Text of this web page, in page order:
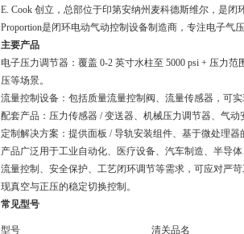
E. Cook 创立，总部位于印第安纳州麦科德斯维尔，是闭
Proportion是闭环电动气动控制设备制造商，专注电子气
主要产品
电子压力调节器：覆盖 0-2 英寸水柱至 5000 psi + 压力
压等场景。
流量控制设备：包括质量流量控制阀、流量传感器，可实
配套产品：压力传感器 / 变送器、机械压力调节器、气动
定制解决方案：提供面板 / 导轨安装组件、基于微处理器
产品广泛用于工业自动化、医疗设备、汽车制造、半导
流量控制、安全保护、工艺闭环调节等需求，可应对严
现真空与正压的稳定切换控制。
常见型号
型号 清关品名